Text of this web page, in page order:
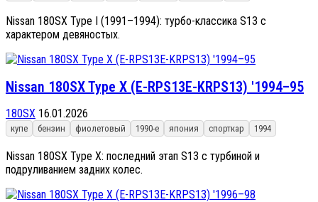
Nissan 180SX Type I (1991–1994): турбо-классика S13 с
характером девяностых.
Nissan 180SX Type X (E-RPS13E-KRPS13) '1994–95
180SX 16.01.2026
купе бензин фиолетовый 1990-е япония спорткар 1994
Nissan 180SX Type X: последний этап S13 с турбиной и
подруливанием задних колес.